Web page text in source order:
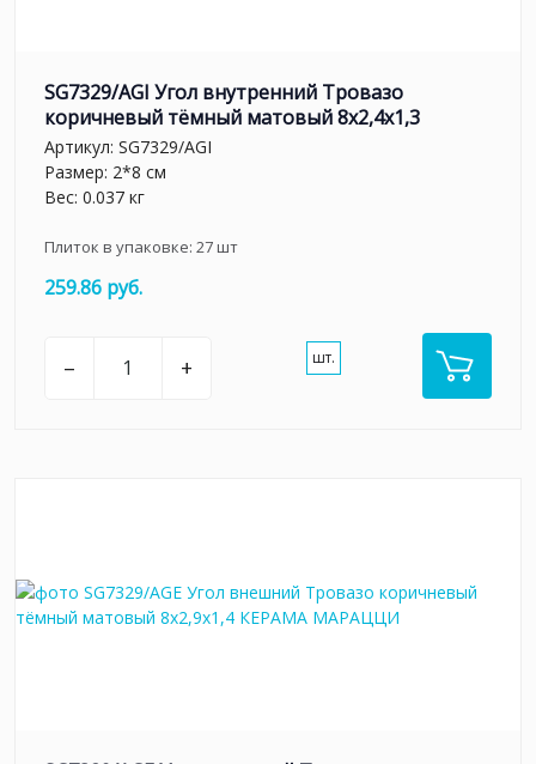
SG7329/AGI Угол внутренний Тровазо
коричневый тёмный матовый 8x2,4x1,3
Артикул: SG7329/AGI
Размер: 2*8 см
Вес: 0.037 кг
Плиток в упаковке: 27шт
259.86 руб.
– + шт.